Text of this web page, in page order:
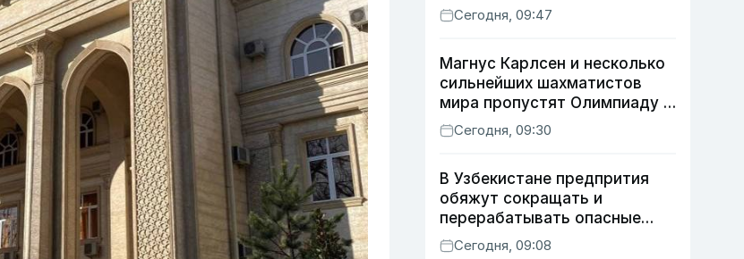
Сегодня, 09:47
Магнус Карлсен и несколько
сильнейших шахматистов
мира пропустят Олимпиаду в
Самарканде
Сегодня, 09:30
В Узбекистане предпрития
обяжут сокращать и
перерабатывать опасные
отходы
Сегодня, 09:08